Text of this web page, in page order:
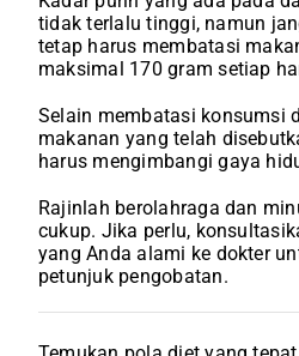
tidak terlalu tinggi, namun
tetap harus membatasi
maksimal 170 gram setiap
Selain membatasi konsumsi
makanan yang telah
harus mengimbangi gaya
Rajinlah berolahraga dan
cukup. Jika perlu,
yang Anda alami ke dokter
petunjuk pengobatan.